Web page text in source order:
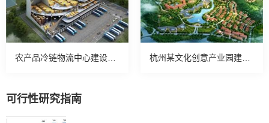
可行性研究指南